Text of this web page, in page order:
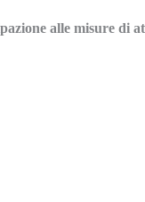
alle misure di